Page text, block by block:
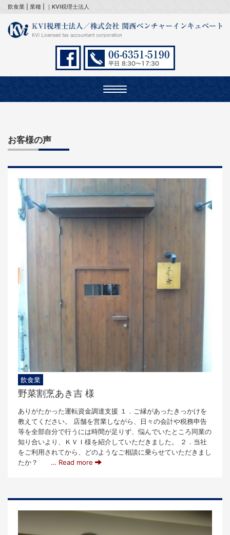
飲食業 | 業種 | ｜KVI税理士法人
Toggle
navigation
お客様の声
飲食業
野菜割烹あき吉 様
ありがたかった運転資金調達支援 １．ご縁があったきっかけを
教えてください。 店舗を営業しながら、日々の会計や税務申告
等を全部自分で行うには時間が足りず、悩んでいたところ同業の
知り合いより、ＫＶＩ様を紹介していただきました。 ２．当社
をご利用されてから、どのようなご相談に乗らせていただきまし
たか？ … Read more